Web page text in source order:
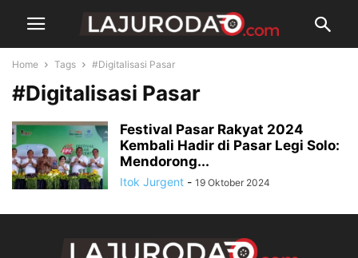
Home Tags #Digitalisasi Pasar
#Digitalisasi Pasar
Festival Pasar Rakyat 2024
Kembali Hadir di Pasar Legi Solo:
Mendorong...
Itok Jurgent - 19 Oktober 2024